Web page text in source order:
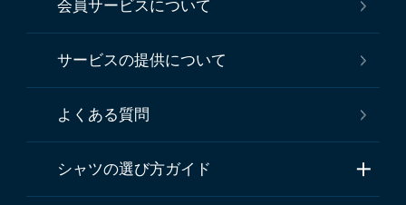
会員サービスについて
サービスの提供について
よくある質問
シャツの選び方ガイド